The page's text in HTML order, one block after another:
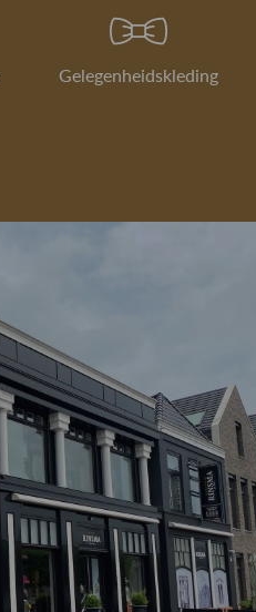
Gelegenheidskleding